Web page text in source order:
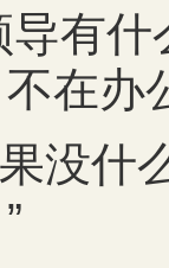
导有
在办
没什